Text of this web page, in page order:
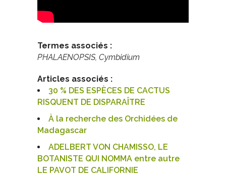
Termes associés :
PHALAENOPSIS, Cymbidium
Articles associés :
30 % DES ESPÈCES DE CACTUS
RISQUENT DE DISPARAÎTRE
À la recherche des Orchidées de
Madagascar
ADELBERT VON CHAMISSO, LE
BOTANISTE QUI NOMMA entre autre
LE PAVOT DE CALIFORNIE